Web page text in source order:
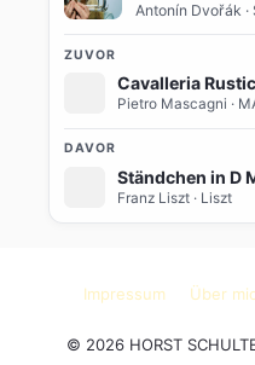
Antonín Dvořák
ZUVOR
Cavalleria
Pietro Mascagni ·
DAVOR
Franz Liszt · Liszt
Impressum Über
© 2026 HORST